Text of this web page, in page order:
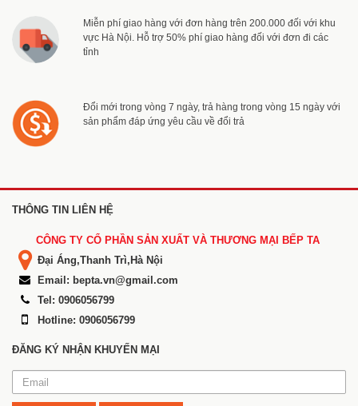
Miễn phí giao hàng với đơn hàng trên 200.000 đối với khu
vực Hà Nội. Hỗ trợ 50% phí giao hàng đối với đơn đi các
tỉnh
Đổi mới trong vòng 7 ngày, trả hàng trong vòng 15 ngày với
sản phẩm đáp ứng yêu cầu về đổi trả
THÔNG TIN LIÊN HỆ
CÔNG TY CỔ PHẦN SẢN XUẤT VÀ THƯƠNG MẠI BẾP TA
Đại Áng,Thanh Trì,Hà Nội
Email: bepta.vn@gmail.com
Tel: 0906056799
Hotline: 0906056799
ĐĂNG KÝ NHẬN KHUYẾN MẠI